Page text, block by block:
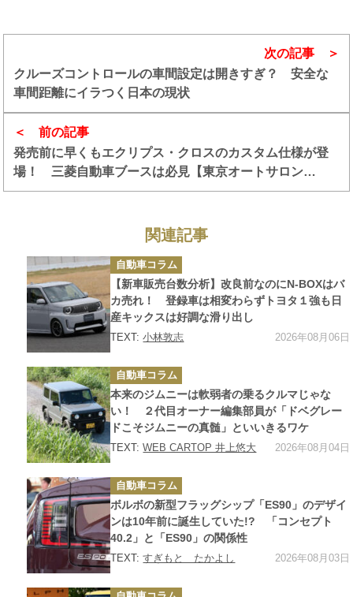
前の記事
発売前に早くもエクリプス・クロスのカスタム仕様が登
場！ 三菱自動車ブースは必見【東京オートサロン
2018】
次の記事
クルーズコントロールの車間設定は開きすぎ？ 安全な
車間距離にイラつく日本の現状
関連記事
カ
テ
ゴ
リ
ー
自動車コラム
【新車販売台数分析】改良前なのにN-BOXはバ
カ売れ！ 登録車は相変わらずトヨタ１強も日
産キックスは好調な滑り出し
TEXT:小林敦志 2026年08月06日
カ
テ
ゴ
リ
ー
自動車コラム
本来のジムニーは軟弱者の乗るクルマじゃな
い！ ２代目オーナー編集部員が「ドベグレー
ドこそジムニーの真髄」といいきるワケ
TEXT:WEB CARTOP 井上悠大 2026年08月04日
カ
テ
ゴ
リ
ー
自動車コラム
ボルボの新型フラッグシップ「ES90」のデザイ
ンは10年前に誕生していた!? 「コンセプト
40.2」と「ES90」の関係性
TEXT:すぎもと たかよし 2026年08月03日
カ